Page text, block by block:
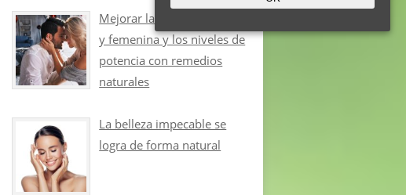
Mejorar la libido masculina
y femenina y los niveles de
potencia con remedios
naturales
La belleza impecable se
logra de forma natural